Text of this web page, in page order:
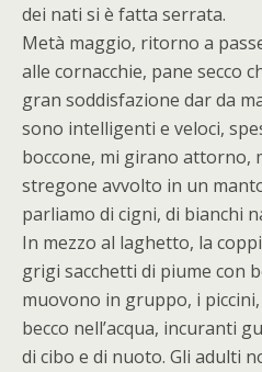
dei nati si è fatta serrata.
Metà maggio, ritorno a
alle cornacchie, pane secco
gran soddisfazione dar da
sono intelligenti e veloci,
boccone, mi girano attorno,
stregone avvolto in un
parliamo di cigni, di bianchi
In mezzo al laghetto, la
grigi sacchetti di piume con
muovono in gruppo, i
becco nell’acqua, incuranti
di cibo e di nuoto. Gli adulti